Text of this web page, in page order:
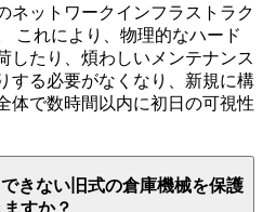
ネットワークインフラストラク
これにより、物理的なハード
したり、煩わしいメンテナンス
する必要がなくなり、新規に構
体で数時間以内に初日の可視性
きない旧式の倉庫機械を保護